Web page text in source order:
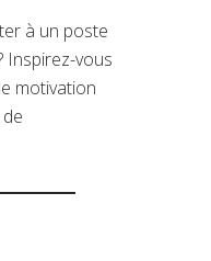
à un poste
Inspirez-vous
motivation